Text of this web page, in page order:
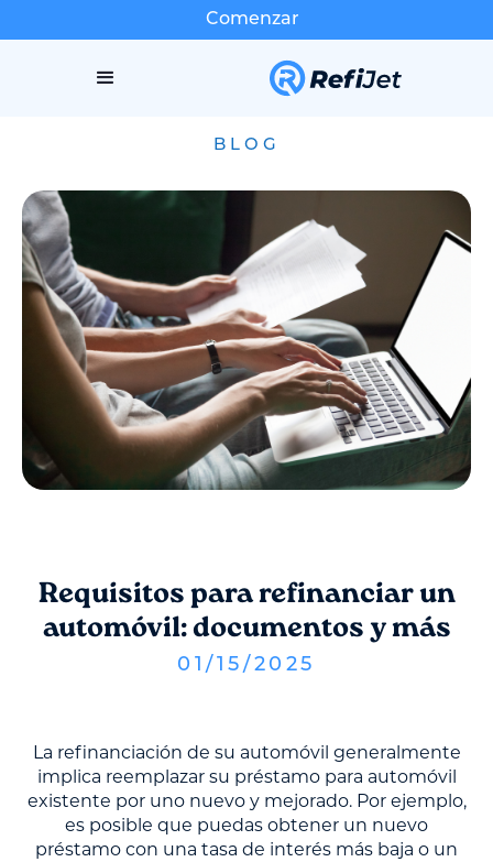
Comenzar
BLOG
Requisitos para refinanciar un
automóvil: documentos y más
01/ 15 / 2025
La refinanciación de su automóvil generalmente
implica reemplazar su préstamo para automóvil
existente por uno nuevo y mejorado. Por ejemplo,
es posible que puedas obtener un nuevo
préstamo con una tasa de interés más baja o un